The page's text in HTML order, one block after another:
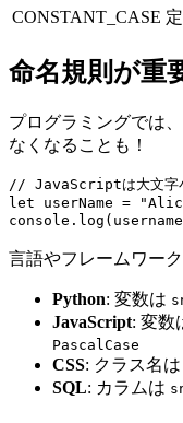
CONSTANT_CASE
命名規則が重
プログラミングでは
なくなることも！
// JavaScriptは大文字
let userName =
言語やフレームワー
Python: 変数は
JavaScript: 変数
PascalCase
CSS: クラス名は
SQL: カラムは